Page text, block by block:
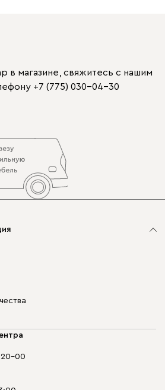
в магазине, свяжитесь с нашим
+7 (775) 030-04-30
20-00